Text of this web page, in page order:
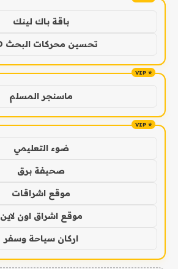
باقة باك لينك
تحسين محركات البحث SEO
ماسنجر المسلم
ضوء التعليمي
صحيفة برق
موقع اشراقات
موقع اشراق اون لاين
اركان سياحة وسفر